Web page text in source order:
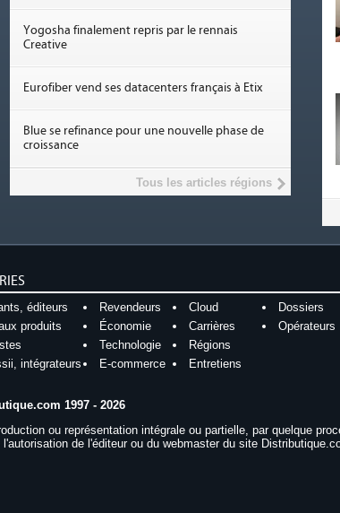
Yogosha finalement repris par le rennais
Creative
Eurofiber vend ses datacenters français à Etix
Blue se refinance pour une nouvelle phase de
croissance
Tous les articles régions
éditeurs Revendeurs Cloud
Dossiers
produits
Économie Carrières
Opérateurs
Technologie
Régions
intégrateurs
E-commerce Entretiens
1997 - 2026
ou représentation intégrale ou partielle, par quelque
de l'éditeur ou du webmaster du site